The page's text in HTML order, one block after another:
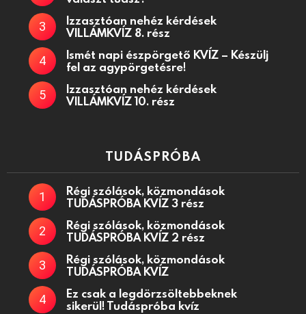
Izzasztóan nehéz kérdések
VILLÁMKVÍZ 8. rész
Ismét napi észpörgető KVÍZ – Készülj
fel az agypörgetésre!
Izzasztóan nehéz kérdések
VILLÁMKVÍZ 10. rész
TUDÁSPRÓBA
Régi szólások, közmondások
TUDÁSPRÓBA KVÍZ 3 rész
Régi szólások, közmondások
TUDÁSPRÓBA KVÍZ 2 rész
Régi szólások, közmondások
TUDÁSPRÓBA KVÍZ
Ez csak a legdörzsöltebbeknek
sikerül! Tudáspróba kvíz